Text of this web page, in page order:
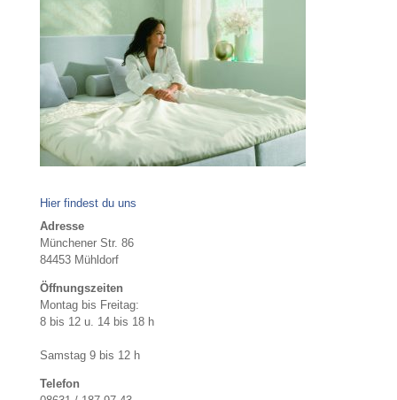
Hier findest du uns
Adresse
Münchener Str. 86
84453 Mühldorf
Öffnungszeiten
Montag bis Freitag:
8 bis 12 u. 14 bis 18 h
Samstag 9 bis 12 h
Telefon